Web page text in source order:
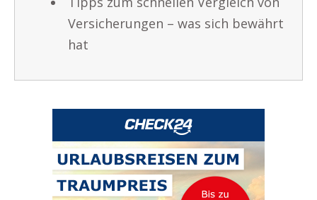
Versicherungen – was sich bewährt
hat